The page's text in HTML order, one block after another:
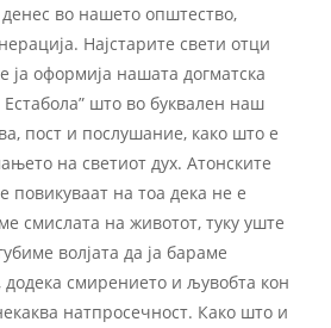
во нашето општество,
Најстарите свети отци
ја оформија нашата догматска
што во буквален наш
пост и послушание, како што е
на светиот дух. Атонските
повикуваат на тоа дека не е
смислата на животот, туку уште
волјата да ја бараме
смирението и љувобта кон
натпросечност. Како што и